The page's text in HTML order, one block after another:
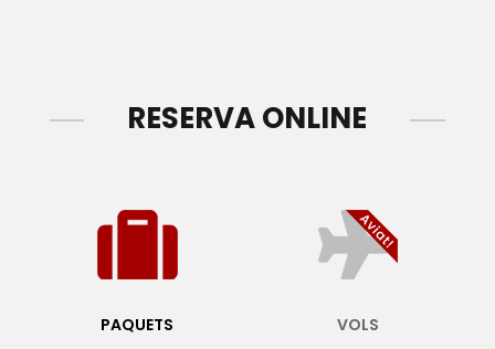
RESERVA ONLINE
PAQUETS VOLS